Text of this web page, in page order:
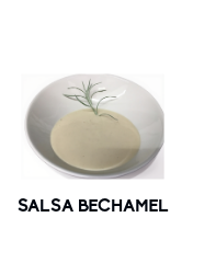
SALSA BECHAMEL